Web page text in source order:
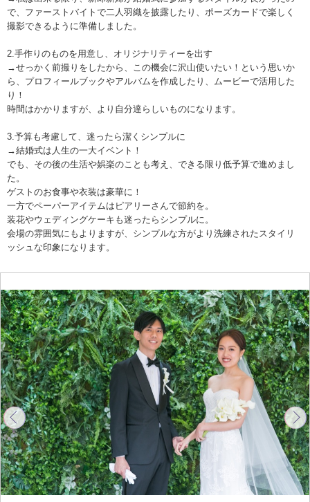
で、ファーストバイトで二人羽織を披露したり、ポーズカードで楽しく
撮影できるように準備しました。
2.手作りのものを用意し、オリジナリティーを出す
→せっかく前撮りをしたから、この機会に沢山使いたい！という思いか
ら、プロフィールブックやアルバムを作成したり、ムービーで活用した
り！
時間はかかりますが、より自分達らしいものになります。
3.予算も考慮して、迷ったら潔くシンプルに
→結婚式は人生の一大イベント！
でも、その後の生活や娯楽のことも考え、できる限り低予算で進めまし
た。
ゲストのお食事や衣装は豪華に！
一方でペーパーアイテムはピアリーさんで節約を。
装花やウェディングケーキも迷ったらシンプルに。
会場の雰囲気にもよりますが、シンプルな方がより洗練されたスタイリ
ッシュな印象になります。